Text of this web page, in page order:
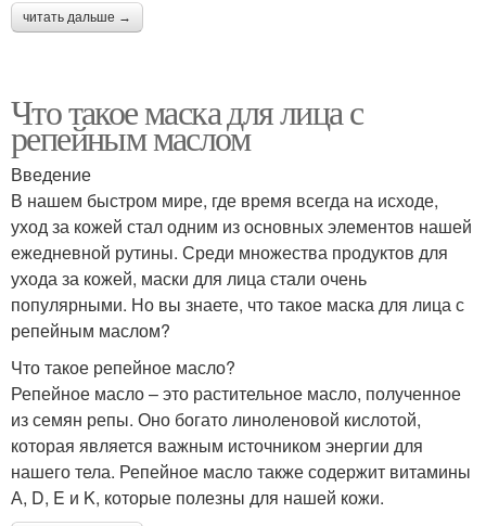
читать дальше →
Что такое маска для лица с
репейным маслом
Введение
В нашем быстром мире, где время всегда на исходе,
уход за кожей стал одним из основных элементов нашей
ежедневной рутины. Среди множества продуктов для
ухода за кожей, маски для лица стали очень
популярными. Но вы знаете, что такое маска для лица с
репейным маслом?
Что такое репейное масло?
Репейное масло – это растительное масло, полученное
из семян репы. Оно богато линоленовой кислотой,
которая является важным источником энергии для
нашего тела. Репейное масло также содержит витамины
А, D, E и K, которые полезны для нашей кожи.